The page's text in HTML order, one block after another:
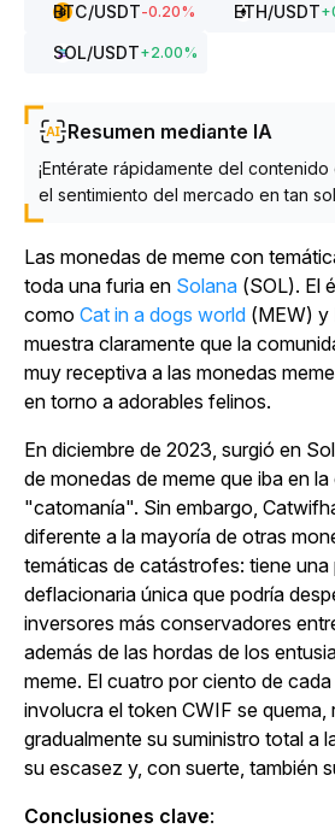
BTC/USDT-0.20% ETH/USDT+
SOL/USDT+2.00%
Resumen mediante IA
¡Entérate rápidamente del
el sentimiento del mercado en tan
Las monedas de meme con
toda una furia en Solana (SOL). El
como Cat in a dogs world (MEW) y
muestra claramente que la
muy receptiva a las monedas
en torno a adorables felinos.
En diciembre de 2023, surgió en
de monedas de meme que iba en
"catomanía". Sin embargo,
diferente a la mayoría de otras
temáticas de catástrofes: tiene una
deflacionaria única que podría
inversores más conservadores
además de las hordas de los
meme. El cuatro por ciento de
involucra el token CWIF se quema,
gradualmente su suministro total a
su escasez y, con suerte, también
Conclusiones clave: